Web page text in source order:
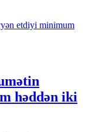
həddən iki